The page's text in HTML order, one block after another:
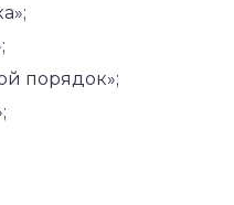
порядок»;